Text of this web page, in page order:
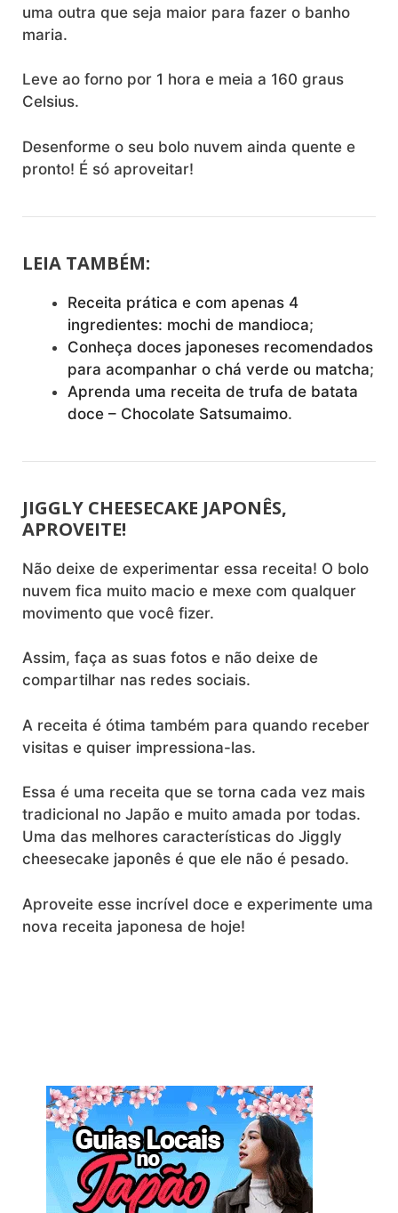
uma outra que seja maior para fazer o banho
maria.
Leve ao forno por 1 hora e meia a 160 graus
Celsius.
Desenforme o seu bolo nuvem ainda quente e
pronto! É só aproveitar!
LEIA TAMBÉM:
Receita prática e com apenas 4
ingredientes: mochi de mandioca;
Conheça doces japoneses recomendados
para acompanhar o chá verde ou matcha;
Aprenda uma receita de trufa de batata
doce – Chocolate Satsumaimo.
JIGGLY CHEESECAKE JAPONÊS,
APROVEITE!
Não deixe de experimentar essa receita! O bolo
nuvem fica muito macio e mexe com qualquer
movimento que você fizer.
Assim, faça as suas fotos e não deixe de
compartilhar nas redes sociais.
A receita é ótima também para quando receber
visitas e quiser impressiona-las.
Essa é uma receita que se torna cada vez mais
tradicional no Japão e muito amada por todas.
Uma das melhores características do Jiggly
cheesecake japonês é que ele não é pesado.
Aproveite esse incrível doce e experimente uma
nova receita japonesa de hoje!